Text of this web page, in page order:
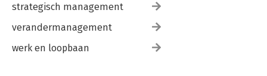
strategisch management
verandermanagement
werk en loopbaan